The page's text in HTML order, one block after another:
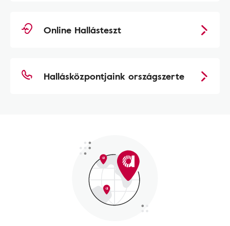
Online Hallásteszt
Hallásközpontjaink országszerte